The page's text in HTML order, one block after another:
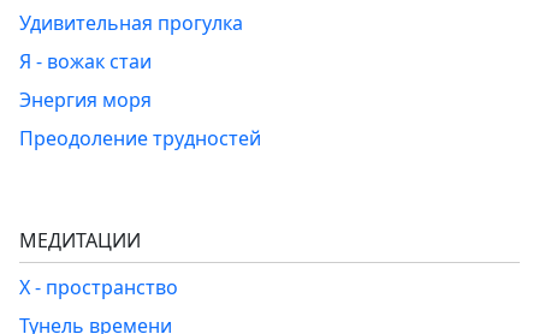
Удивительная прогулка
Я - вожак стаи
Энергия моря
Преодоление трудностей
МЕДИТАЦИИ
Х - пространство
Тунель времени